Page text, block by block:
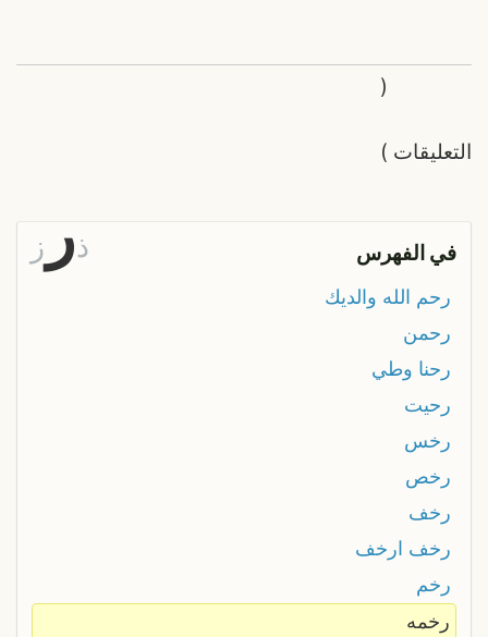
التعليقات
(
)
في الفهرس ذر ز
رحم الله والديك
رحمن
رحنا وطي
رحيت
رخس
رخص
رخف
رخف ارخف
رخم
رخمه